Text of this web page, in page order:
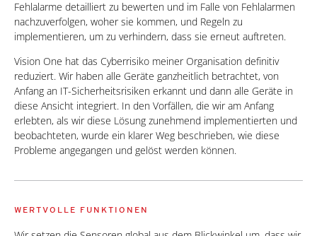
Fehlalarme detailliert zu bewerten und im Falle von Fehlalarmen
nachzuverfolgen, woher sie kommen, und Regeln zu
implementieren, um zu verhindern, dass sie erneut auftreten.
Vision One hat das Cyberrisiko meiner Organisation definitiv
reduziert. Wir haben alle Geräte ganzheitlich betrachtet, von
Anfang an IT-Sicherheitsrisiken erkannt und dann alle Geräte in
diese Ansicht integriert. In den Vorfällen, die wir am Anfang
erlebten, als wir diese Lösung zunehmend implementierten und
beobachteten, wurde ein klarer Weg beschrieben, wie diese
Probleme angegangen und gelöst werden können.
WERTVOLLE FUNKTIONEN